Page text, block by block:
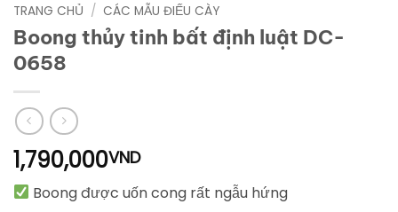
TRANG CHỦ / CÁC MẪU ĐIẾU CÀY
Boong thủy tinh bất định luật DC-
0658
1,790,000VND
Boong được uốn cong rất ngẫu hứng